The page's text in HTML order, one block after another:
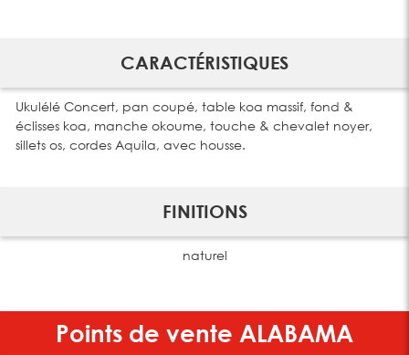
CARACTÉRISTIQUES
Ukulélé Concert, pan coupé, table koa massif, fond &
éclisses koa, manche okoume, touche & chevalet noyer,
sillets os, cordes Aquila, avec housse.
FINITIONS
naturel
Points de vente ALABAMA